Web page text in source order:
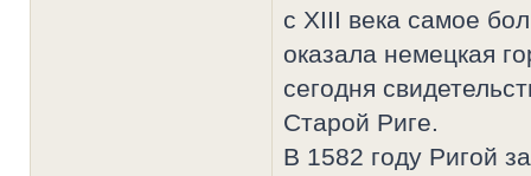
с XIII века самое
оказала немецкая
сегодня
Старой Риге.
В 1582 году Ригой